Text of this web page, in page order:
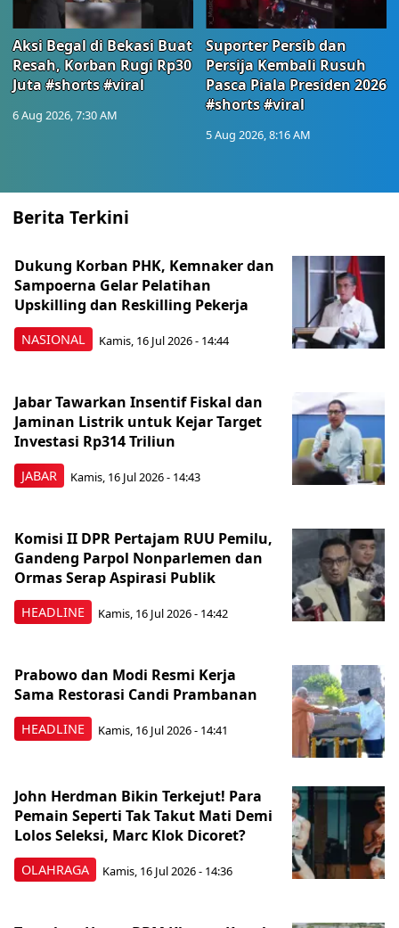
Aksi Begal di Bekasi Buat
Resah, Korban Rugi Rp30
Juta #shorts #viral
6 Aug 2026, 7:30 AM
Suporter Persib dan
Persija Kembali Rusuh
Pasca Piala Presiden 2026
#shorts #viral
5 Aug 2026, 8:16 AM
Berita Terkini
NASIONAL
Dukung Korban PHK, Kemnaker dan
Sampoerna Gelar Pelatihan
Upskilling dan Reskilling Pekerja
Kamis, 16 Jul 2026 - 14:44
JABAR
Jabar Tawarkan Insentif Fiskal dan
Jaminan Listrik untuk Kejar Target
Investasi Rp314 Triliun
Kamis, 16 Jul 2026 - 14:43
HEADLINE
Komisi II DPR Pertajam RUU Pemilu,
Gandeng Parpol Nonparlemen dan
Ormas Serap Aspirasi Publik
Kamis, 16 Jul 2026 - 14:42
HEADLINE
Prabowo dan Modi Resmi Kerja
Sama Restorasi Candi Prambanan
Kamis, 16 Jul 2026 - 14:41
OLAHRAGA
John Herdman Bikin Terkejut! Para
Pemain Seperti Tak Takut Mati Demi
Lolos Seleksi, Marc Klok Dicoret?
Kamis, 16 Jul 2026 - 14:36